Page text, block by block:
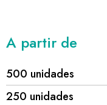
A partir de
500 unidades
250 unidades